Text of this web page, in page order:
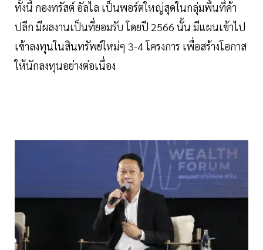
ทั้งนี้ กองทรัสต์ อัลไล เป็นพอร์ตใหญ่สุดในกลุ่มพื้นที่ค้า
ปลีก มีผลงานเป็นที่ยอมรับ โดยปี 2566 นั้น มีแผนเข้าไป
เข้าลงทุนในสินทรัพย์ใหม่ๆ 3-4 โครงการ เพื่อสร้างโอกาส
ให้นักลงทุนอย่างต่อเนื่อง